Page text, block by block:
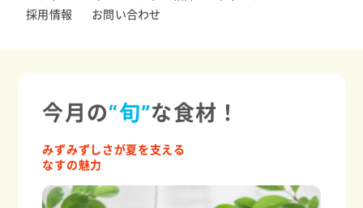
採用情報
お問い合わせ
今月の“旬”な食材！
みずみずしさが夏を支える
なすの魅力